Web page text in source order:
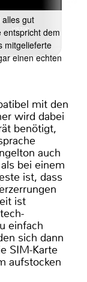
gut
entspricht dem
mitgelieferte
einen echten
mit den
wird dabei
benötigt,
auch
bei einem
ist, dass
ist
einfach
sich dann
SIM-Karte
aufstocken